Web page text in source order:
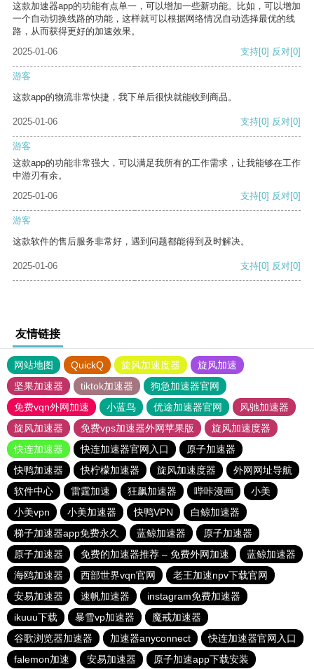
这款加速器app的功能有点单一，可以增加一些新功能。比如，可以增加
一个自动切换线路的功能，这样就可以根据网络情况自动选择最优的线
路，从而获得更好的加速效果。
2025-01-06
支持[0] 反对[0]
游客
这款app的物流非常快捷，我下单后很快就能收到商品。
2025-01-06 支持[0] 反对[0]
游客
这款app的功能非常强大，可以满足我所有的工作需求，让我能够在工作
中游刃有余。
2025-01-06
支持[0] 反对[0]
游客
这款软件的售后服务非常好，遇到问题都能得到及时解决。
2025-01-06 支持[0] 反对[0]
友情链接
网站地图 QuickQ 旋风加速度器
旋风加速
坚果加速器
tiktok加速器
狗急加速器官网
免费vqn外网加速
小蓝鸟 优途加速器官网
风驰加速器
旋风加速器
免费vps加速器外网苹果版
旋风加速度器
快连加速器
快连加速器官网入口
原子加速器
快鸭加速器
快柠檬加速器 旋风加速度器
外网网址导航
软件中心
雷霆加速 狂飙加速器 哔咔漫画
小美
小美vpn
小美加速器 快鸭VPN
白鲸加速器
梯子加速器app免费永久
蓝鲸加速器
原子加速器
原子加速器
免费的加速器推荐 – 免费外网加速
蓝鲸加速器
海鸥加速器
西部世界vqn官网
老王加速npv下载官网
安易加速器
速帆加速器
instagram免费加速器
ikuuu下载
暴雪vp加速器
魔戒加速器
谷歌浏览器加速器
加速器anyconnect
快连加速器官网入口
falemon加速
安易加速器 原子加速app下载安装